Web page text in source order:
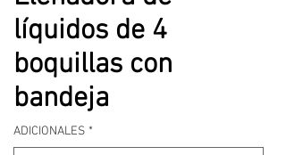
líquidos de 4
boquillas con
bandeja
ADICIONALES *